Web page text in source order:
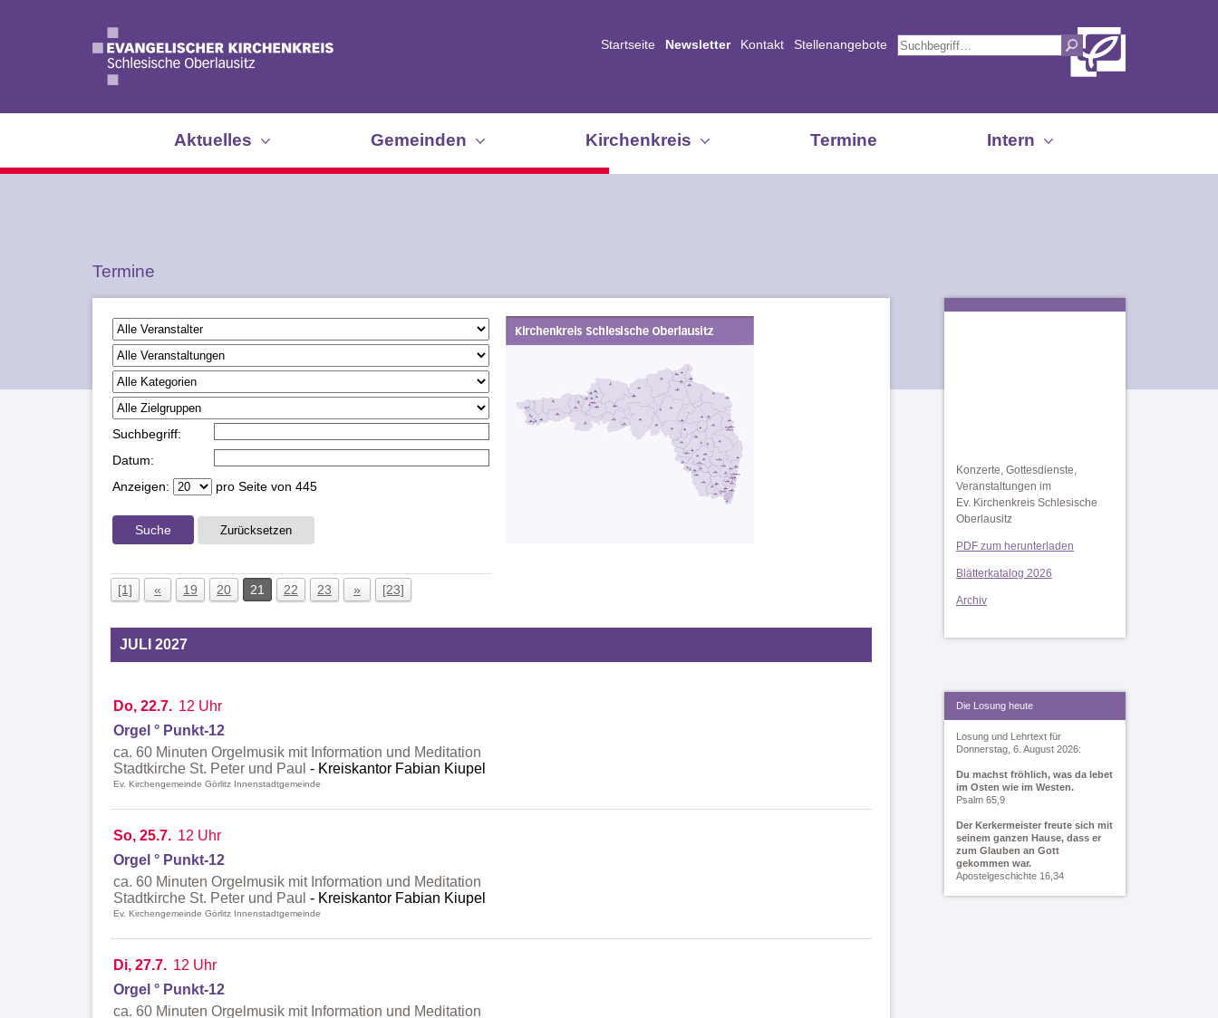
Startseite Newsletter Kontakt Stellenangebote
Aktuelles Gemeinden Kirchenkreis Termine Intern
Termine
Suchbegriff:
Datum:
Anzeigen:
pro Seite von 445
Suche Zurücksetzen
[1] « 19 20 21 22 23 » [23]
JULI 2027
Do, 22.7. 12 Uhr
Orgel ° Punkt-12
ca. 60 Minuten Orgelmusik mit Information und Meditation
Stadtkirche St. Peter und Paul
Kreiskantor Fabian Kiupel
Ev. Kirchengemeinde Görlitz Innenstadtgemeinde
So, 25.7. 12 Uhr
Orgel ° Punkt-12
ca. 60 Minuten Orgelmusik mit Information und Meditation
Stadtkirche St. Peter und Paul
Kreiskantor Fabian Kiupel
Ev. Kirchengemeinde Görlitz Innenstadtgemeinde
Di, 27.7. 12 Uhr
Orgel ° Punkt-12
ca. 60 Minuten Orgelmusik mit Information und Meditation
Konzerte, Gottesdienste,
Veranstaltungen im
Ev. Kirchenkreis Schlesische
Oberlausitz
PDF zum herunterladen
Blätterkatalog 2026
Archiv
Die Losung heute
Losung und Lehrtext für
Donnerstag, 6. August 2026:
Du machst fröhlich, was da lebet
im Osten wie im Westen.
Psalm 65,9
Der Kerkermeister freute sich mit
seinem ganzen Hause, dass er
zum Glauben an Gott
gekommen war.
Apostelgeschichte 16,34